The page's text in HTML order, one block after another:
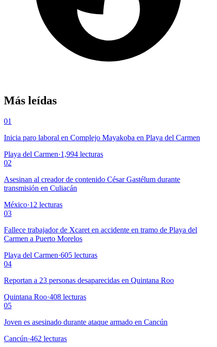
Más leídas
01
Inicia paro laboral en Complejo Mayakoba en Playa del Carmen
Playa del Carmen·1,994 lecturas
02
Asesinan al creador de contenido César Gastélum durante
transmisión en Culiacán
México·12 lecturas
03
Fallece trabajador de Xcaret en accidente en tramo de Playa del
Carmen a Puerto Morelos
Playa del Carmen·605 lecturas
04
Reportan a 23 personas desaparecidas en Quintana Roo
Quintana Roo·408 lecturas
05
Joven es asesinado durante ataque armado en Cancún
Cancún·462 lecturas